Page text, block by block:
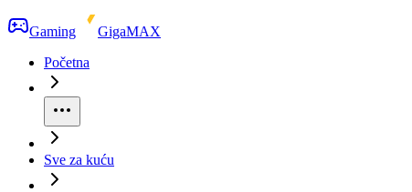
Gaming
GigaMAX
Početna
Sve za kuću